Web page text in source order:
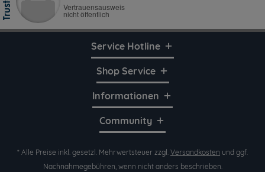
Service Hotline
Shop Service
Informationen
Community
* Alle Preise inkl. gesetzl. Mehrwertsteuer zzgl. Versandkosten und ggf.
Nachnahmegebühren, wenn nicht anders beschrieben.